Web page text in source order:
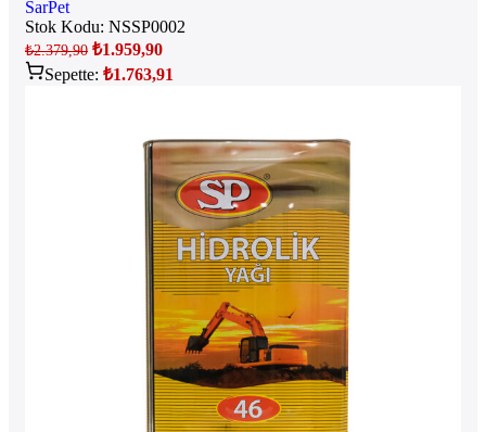
SarPet
Stok Kodu: NSSP0002
₺2.379,90 ₺1.959,90
Sepette: ₺1.763,91